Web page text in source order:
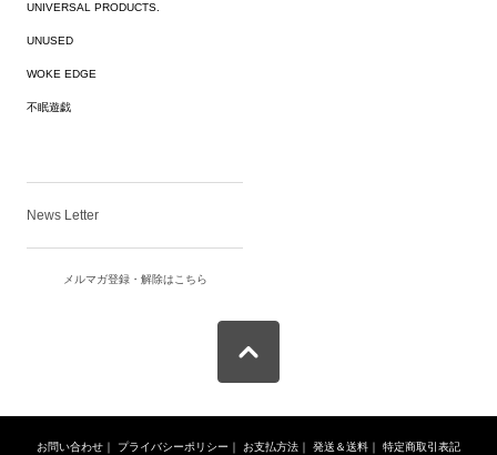
UNIVERSAL PRODUCTS.
UNUSED
WOKE EDGE
不眠遊戯
News Letter
メルマガ登録・解除はこちら
お問い合わせ プライバシーポリシー お支払方法 発送＆送料 特定商取引表記